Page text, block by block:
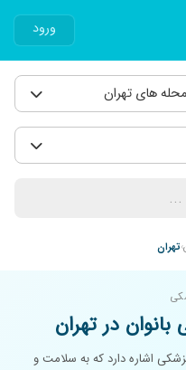
ورود
محله های تهران
تهران
در تهران
اشاره دارد که به سلامت و